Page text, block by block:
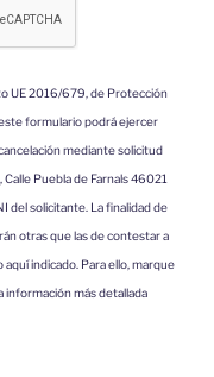
UE 2016/679, de Protección
formulario podrá ejercer
mediante solicitud
Puebla de Farnals 46021
del solicitante. La finalidad de
otras que las de contestar a
indicado. Para ello, marque
información más detallada